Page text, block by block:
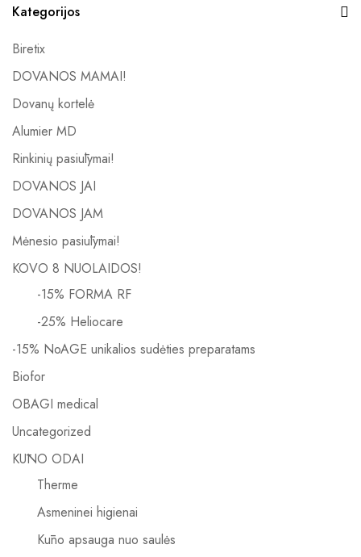
Kategorijos
Biretix
DOVANOS MAMAI!
Dovanų kortelė
Alumier MD
Rinkinių pasiūlymai!
DOVANOS JAI
DOVANOS JAM
Mėnesio pasiūlymai!
KOVO 8 NUOLAIDOS!
-15% FORMA RF
-25% Heliocare
-15% NoAGE unikalios sudėties preparatams
Biofor
OBAGI medical
Uncategorized
KŪNO ODAI
Therme
Asmeninei higienai
Kūno apsauga nuo saulės